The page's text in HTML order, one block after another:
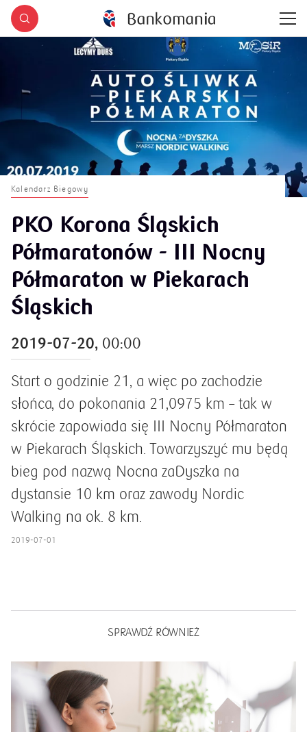
Kalendarz Biegowy
PKO Korona Śląskich
Półmaratonów - III Nocny
Półmaraton w Piekarach
Śląskich
2019-07-20, 00:00
Start o godzinie 21, a więc po zachodzie
słońca, do pokonania 21,0975 km – tak w
skrócie zapowiada się III Nocny Półmaraton
w Piekarach Śląskich. Towarzyszyć mu będą
bieg pod nazwą Nocna zaDyszka na
dystansie 10 km oraz zawody Nordic
Walking na ok. 8 km.
2019-07-01
SPRAWDŹ RÓWNIEŻ